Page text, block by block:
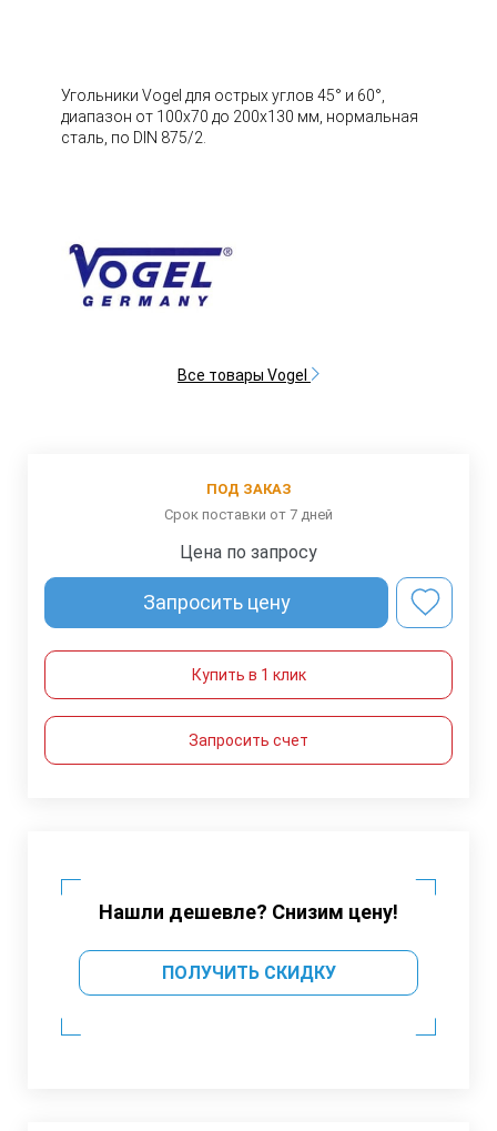
Угольники Vogel для острых углов 45° и 60°,
диапазон от 100х70 до 200х130 мм, нормальная
сталь, по DIN 875/2.
Все товары Vogel
ПОД ЗАКАЗ
Срок поставки от 7 дней
Цена по запросу
Запросить цену
Купить в 1 клик
Запросить счет
Нашли дешевле? Снизим цену!
ПОЛУЧИТЬ СКИДКУ